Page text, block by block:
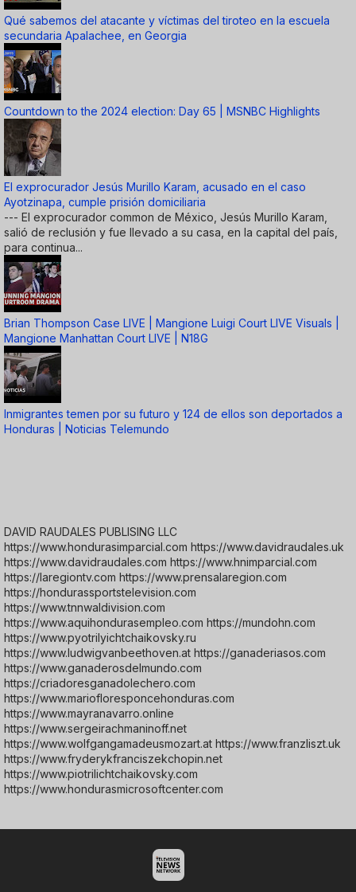
Qué sabemos del atacante y víctimas del tiroteo en la escuela
secundaria Apalachee, en Georgia
Countdown to the 2024 election: Day 65 | MSNBC Highlights
El exprocurador Jesús Murillo Karam, acusado en el caso
Ayotzinapa, cumple prisión domiciliaria
--- El exprocurador common de México, Jesús Murillo Karam,
salió de reclusión y fue llevado a su casa, en la capital del país,
para continua...
Brian Thompson Case LIVE | Mangione Luigi Court LIVE Visuals |
Mangione Manhattan Court LIVE | N18G
Inmigrantes temen por su futuro y 124 de ellos son deportados a
Honduras | Noticias Telemundo
DAVID RAUDALES PUBLISING LLC
https://www.hondurasimparcial.com https://www.davidraudales.uk
https://www.davidraudales.com https://www.hnimparcial.com
https://laregiontv.com https://www.prensalaregion.com
https://hondurassportstelevision.com
https://www.tnnwaldivision.com
https://www.aquihondurasempleo.com https://mundohn.com
https://www.pyotrilyichtchaikovsky.ru
https://www.ludwigvanbeethoven.at https://ganaderiasos.com
https://www.ganaderosdelmundo.com
https://criadoresganadolechero.com
https://www.mariofloresponcehonduras.com
https://www.mayranavarro.online
https://www.sergeirachmaninoff.net
https://www.wolfgangamadeusmozart.at https://www.franzliszt.uk
https://www.fryderykfranciszekchopin.net
https://www.piotrilichtchaikovsky.com
https://www.hondurasmicrosoftcenter.com